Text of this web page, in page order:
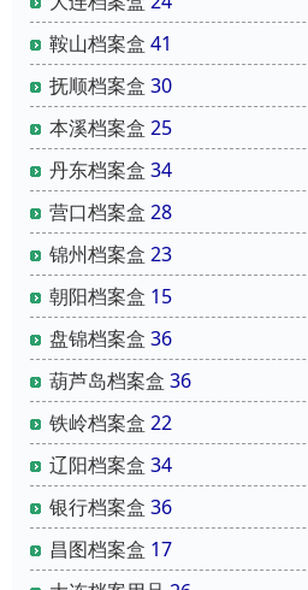
鞍山档案盒 41
抚顺档案盒 30
本溪档案盒 25
丹东档案盒 34
营口档案盒 28
锦州档案盒 23
朝阳档案盒 15
盘锦档案盒 36
葫芦岛档案盒 36
铁岭档案盒 22
辽阳档案盒 34
银行档案盒 36
昌图档案盒 17